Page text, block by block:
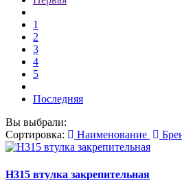
1
2
3
4
5
Последняя
Вы выбрали:
Сортировка:
Наименование
H315 втулка закрепительная